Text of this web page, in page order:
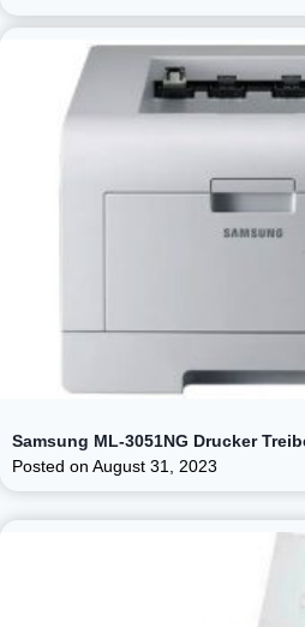
Samsung ML-3051NG Drucker
Posted on August 31, 2023